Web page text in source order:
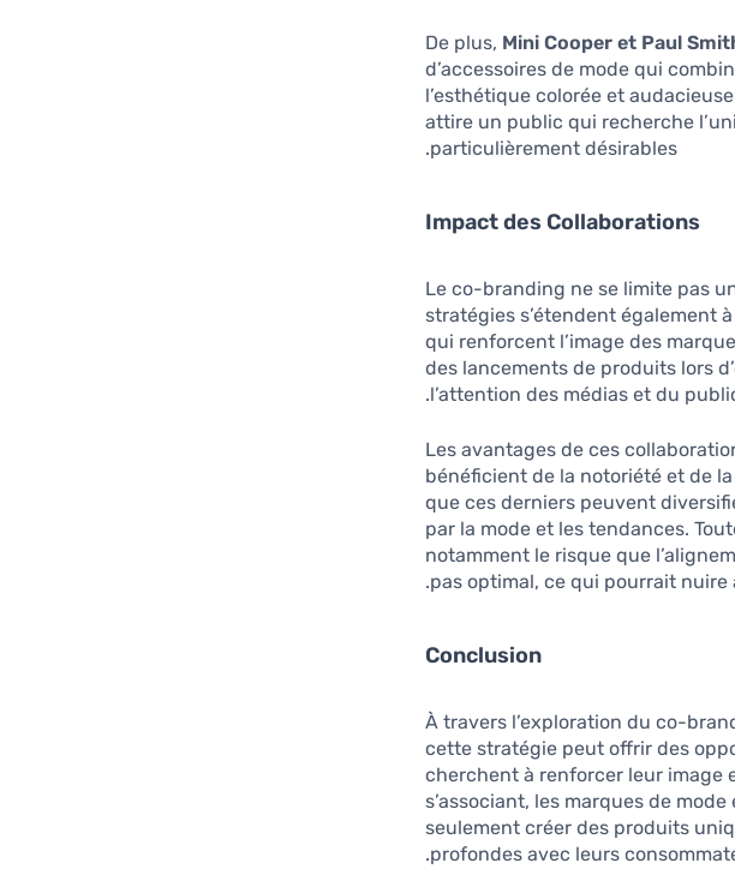
De plus, Mini Cooper et Paul
d’accessoires de mode qui
l’esthétique colorée et
attire un public qui recherche
particulièrement désirables.
Impact des Collaborations
Le co-branding ne se limite pas
stratégies s’étendent également
qui renforcent l’image des
des lancements de produits lors
l’attention des médias et du
Les avantages de ces
bénéficient de la notoriété et de
que ces derniers peuvent
par la mode et les tendances.
notamment le risque que
pas optimal, ce qui pourrait nuire
Conclusion
À travers l’exploration du co-
cette stratégie peut offrir des
cherchent à renforcer leur image
s’associant, les marques de
seulement créer des produits
profondes avec leurs